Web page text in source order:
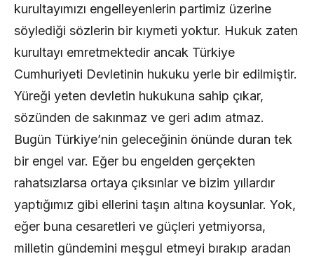
kurultayımızı engelleyenlerin partimiz üzerine
söylediği sözlerin bir kıymeti yoktur. Hukuk zaten
kurultayı emretmektedir ancak Türkiye
Cumhuriyeti Devletinin hukuku yerle bir edilmiştir.
Yüreği yeten devletin hukukuna sahip çıkar,
sözünden de sakınmaz ve geri adım atmaz.
​Bugün Türkiye’nin geleceğinin önünde duran tek
bir engel var. Eğer bu engelden gerçekten
rahatsızlarsa ortaya çıksınlar ve bizim yıllardır
yaptığımız gibi ellerini taşın altına koysunlar. Yok,
eğer buna cesaretleri ve güçleri yetmiyorsa,
milletin gündemini meşgul etmeyi bırakıp aradan